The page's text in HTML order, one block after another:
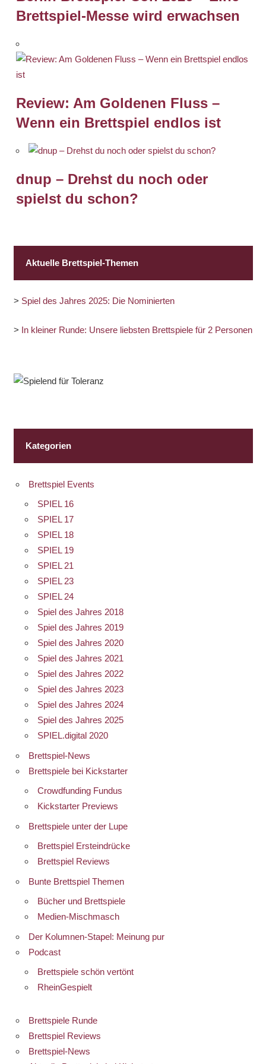
Brettspiel-Messe wird erwachsen
Review: Am Goldenen Fluss –
Wenn ein Brettspiel endlos ist
dnup – Drehst du noch oder
spielst du schon?
Aktuelle Brettspiel-Themen
> Spiel des Jahres 2025: Die Nominierten
> In kleiner Runde: Unsere liebsten Brettspiele für 2 Personen
Kategorien
Brettspiel Events
SPIEL 16
SPIEL 17
SPIEL 18
SPIEL 19
SPIEL 21
SPIEL 23
SPIEL 24
Spiel des Jahres 2018
Spiel des Jahres 2019
Spiel des Jahres 2020
Spiel des Jahres 2021
Spiel des Jahres 2022
Spiel des Jahres 2023
Spiel des Jahres 2024
Spiel des Jahres 2025
SPIEL.digital 2020
Brettspiel-News
Brettspiele bei Kickstarter
Crowdfunding Fundus
Kickstarter Previews
Brettspiele unter der Lupe
Brettspiel Ersteindrücke
Brettspiel Reviews
Bunte Brettspiel Themen
Bücher und Brettspiele
Medien-Mischmasch
Der Kolumnen-Stapel: Meinung pur
Podcast
Brettspiele schön vertönt
RheinGespielt
Brettspiele Runde
Brettspiel Reviews
Brettspiel-News